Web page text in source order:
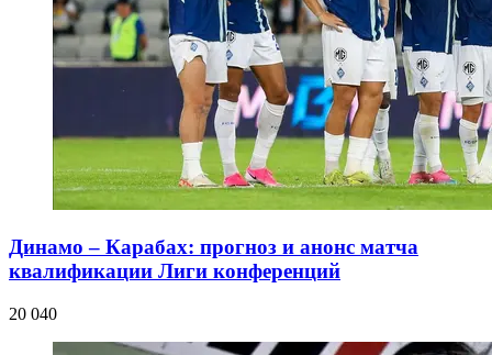
Динамо – Карабах: прогноз и анонс матча
квалификации Лиги конференций
20 040